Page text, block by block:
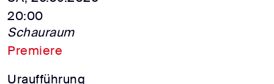
20:00
Schauraum
Premiere
Uraufführung